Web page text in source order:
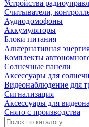
Устройства
Считыватели,
Аудиодомофоны
Аккумуляторы
Блоки питания
Альтернативная
Комплекты
Солнечные панели
Аксессуары для
Видеонаблюдение для
Сигнализация
Аксессуары для
Снято с производства